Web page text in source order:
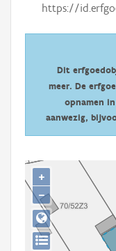
Gebeurtenis
Downloads
Hergebruik
https://
Dit
meer. De
opnamen
aanwezig,
+
−